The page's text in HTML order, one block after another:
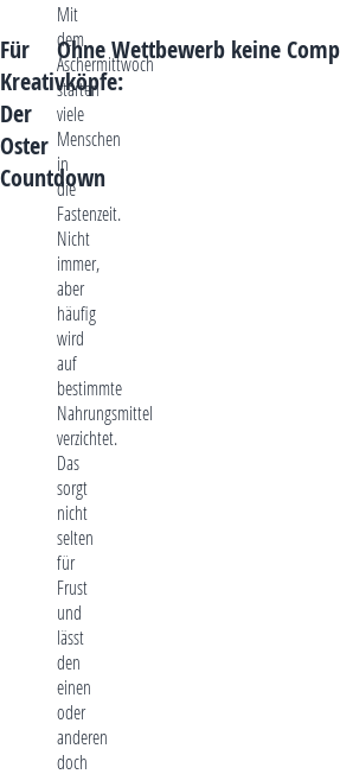
Für
Kreativköpfe:
Der
Oster
Countdown
Mit
dem
Aschermittwoch
starten
viele
Menschen
in
die
Fastenzeit.
Nicht
immer,
aber
häufig
wird
auf
bestimmte
Nahrungsmittel
verzichtet.
Das
sorgt
nicht
selten
für
Frust
und
lässt
den
einen
oder
anderen
doch
Ohne Wettbewerb keine